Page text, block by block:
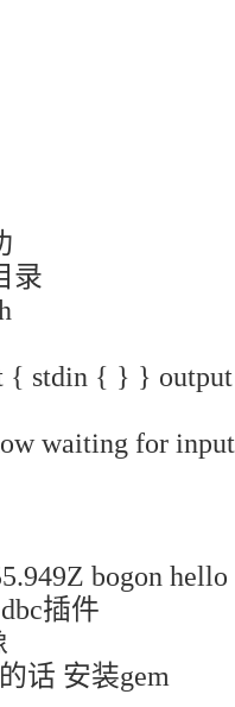
录
{ stdin { } }
waiting for
bogon
插件
话 安装gem